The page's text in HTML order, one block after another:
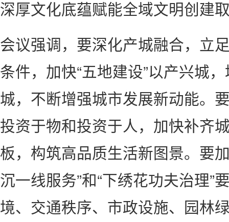
深厚文化底蕴赋能全域文明创建
会议强调，要深化产城融合，立
条件，加快“五地建设”以产兴城
城，不断增强城市发展新动能。
投资于物和投资于人，加快补齐
板，构筑高品质生活新图景。要
沉一线服务”和“下绣花功夫治理”
境、交通秩序、市政设施、园林